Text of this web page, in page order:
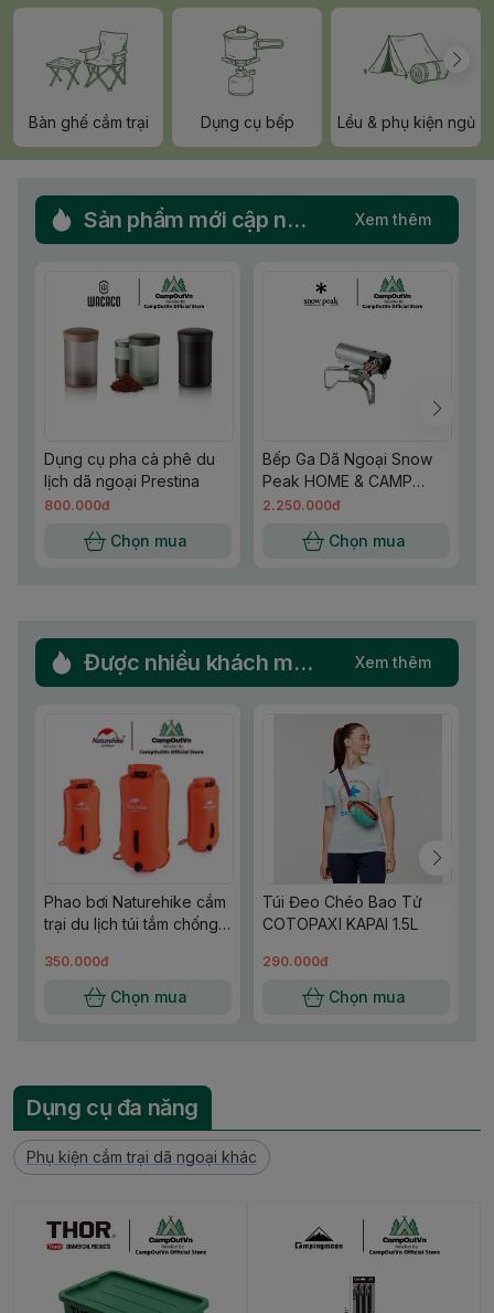
Bàn ghế cắm trại Dụng cụ bếp Lều & phụ kiện ngủ
Sản phẩm mới cập nhật Xem thêm
Dụng cụ pha cà phê du
lịch dã ngoại Prestina
800.000đ
Chọn mua
Bếp Ga Dã Ngoại Snow
Peak HOME & CAMP
Burner GS 600 - Silver
2.250.000đ
Chọn mua
Được nhiều khách mua lại Xem thêm
Phao bơi Naturehike cắm
trại du lịch túi tắm chống
Campoutvn A070
350.000đ
Chọn mua
Túi Đeo Chéo Bao Tử
COTOPAXI KAPAI 1.5L
290.000đ
Chọn mua
Dụng cụ đa năng
Phụ kiện cắm trại dã ngoại khác